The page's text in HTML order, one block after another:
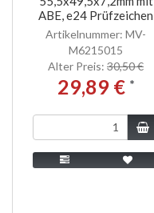
ABE, e24 Prüfzeichen
Artikelnummer: MV-
M6215015
Alter Preis: 30,50 €
29,89 € *